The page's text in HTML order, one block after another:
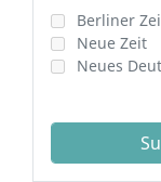
Berliner
Neue Zeit
Neues